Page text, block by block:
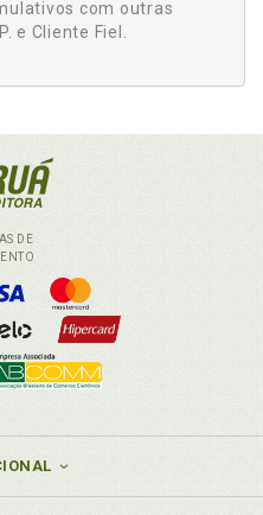
com outras
e Cliente Fiel.
DE